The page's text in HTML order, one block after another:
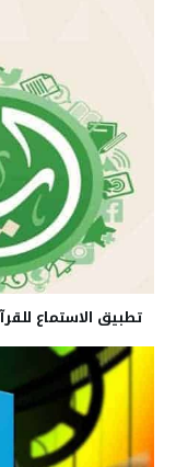
تطبيق الاستماع